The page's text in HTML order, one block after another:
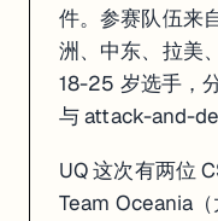
件。参赛队伍来
洲、中东、拉美
18-25 岁选手，
与 attack-and-
UQ 这次有两位
Team Oceania